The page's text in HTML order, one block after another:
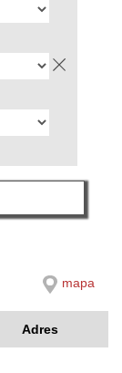
mapa
Adres